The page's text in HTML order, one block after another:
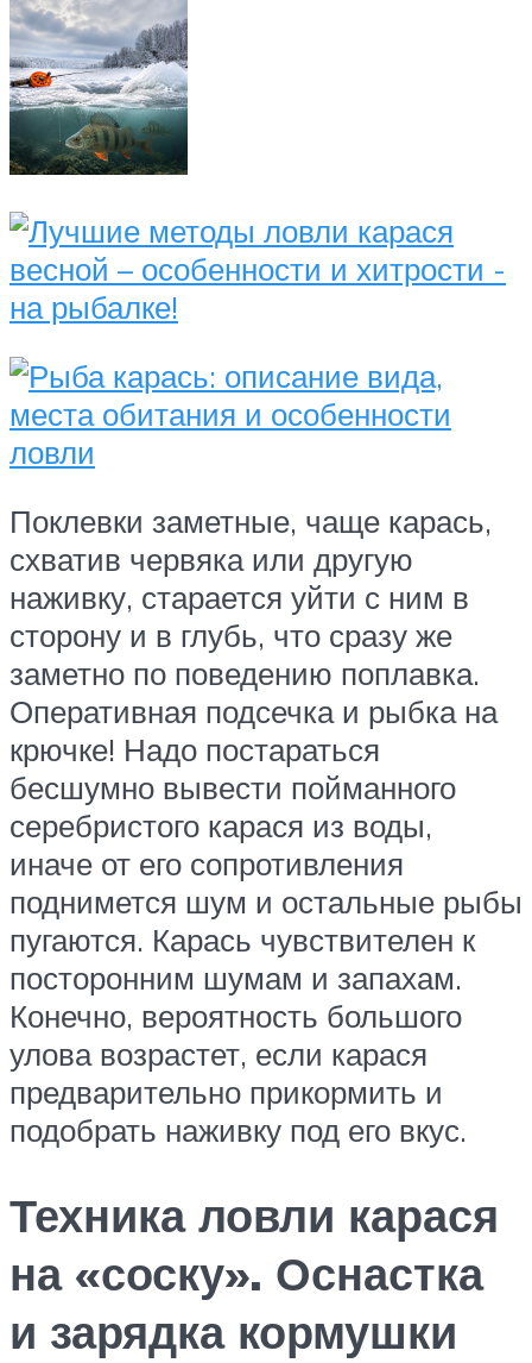
Поклевки заметные, чаще карась,
схватив червяка или другую
наживку, старается уйти с ним в
сторону и в глубь, что сразу же
заметно по поведению поплавка.
Оперативная подсечка и рыбка на
крючке! Надо постараться
бесшумно вывести пойманного
серебристого карася из воды,
иначе от его сопротивления
поднимется шум и остальные рыбы
пугаются. Карась чувствителен к
посторонним шумам и запахам.
Конечно, вероятность большого
улова возрастет, если карася
предварительно прикормить и
подобрать наживку под его вкус.
Техника ловли карася
на «соску». Оснастка
и зарядка кормушки